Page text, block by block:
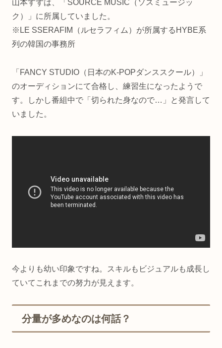
山本すずは、「SOURCE MUSIC（ソスミュージッ
ク）」に所属していました。
※LE SSERAFIM（ルセラフィム）が所属するHYBE系
列の韓国の事務所
「FANCY STUDIO（日本のK-POPダンススクール）」
のオーディションにて合格し、練習生になったようで
す。しかし番組中で「切られた身なので…」と発言して
いました。
今よりも幼い印象ですね。スキルもビジュアルも成長し
ていてこれまでの努力が見えます。
分量が多めなのは何話？